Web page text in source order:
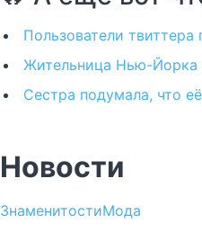
Пользователи
Жительница Нью-Йорка
Сестра подумала, что
Новости
ЗнаменитостиМода